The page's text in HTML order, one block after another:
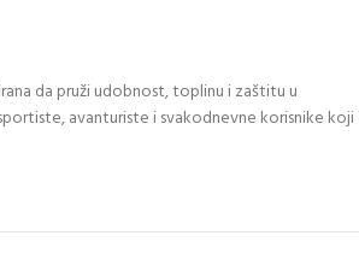
da pruži udobnost, toplinu i zaštitu u
avanturiste i svakodnevne korisnike koji